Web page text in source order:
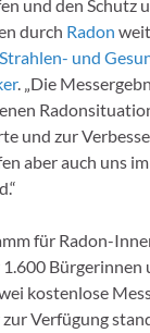
und den Schutz
durch Radon
Strahlen- und
. „Die
und zur
aber auch uns
für Radon-
kostenlose
Verfügung